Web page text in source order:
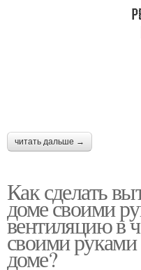
читать дальше →
Как сделать
доме своими
вентиляцию в
своими
доме?